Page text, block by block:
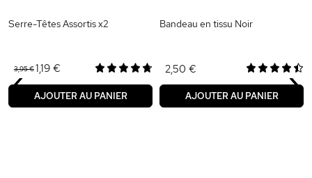
Serre-Têtes Assortis x2
3,95 €1,19 €
AJOUTER AU PANIER
Bandeau en tissu Noir
2,50 €
AJOUTER AU PANIER
‹ ›